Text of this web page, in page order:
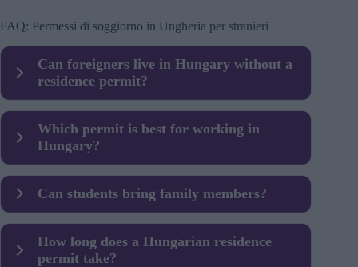
FAQ: Permessi di soggiorno in Ungheria per stranieri
Can foreigners live in Hungary without a
residence permit?
EU citizens can usually stay with registration, but non-
EU citizens normally need a permit.
Which permit is best for working in
Hungary?
The single residence and work permit is the most
common.Can students bring family members?
Sometimes, but the exact rules depend on the student’s
permit type and duration.
How long does a Hungarian residence
permit take?